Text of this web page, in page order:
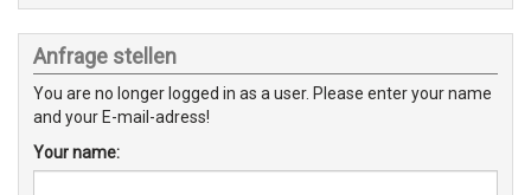
Anfrage stellen
You are no longer logged in as a user. Please enter your name
and your E-mail-adress!
Your name: